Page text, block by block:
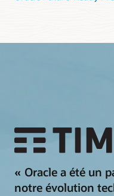
« Oracle a été un
notre évolution